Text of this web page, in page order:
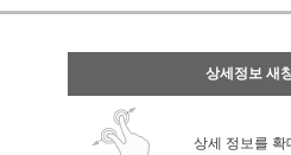
상세정보 새
상세 정보를 확